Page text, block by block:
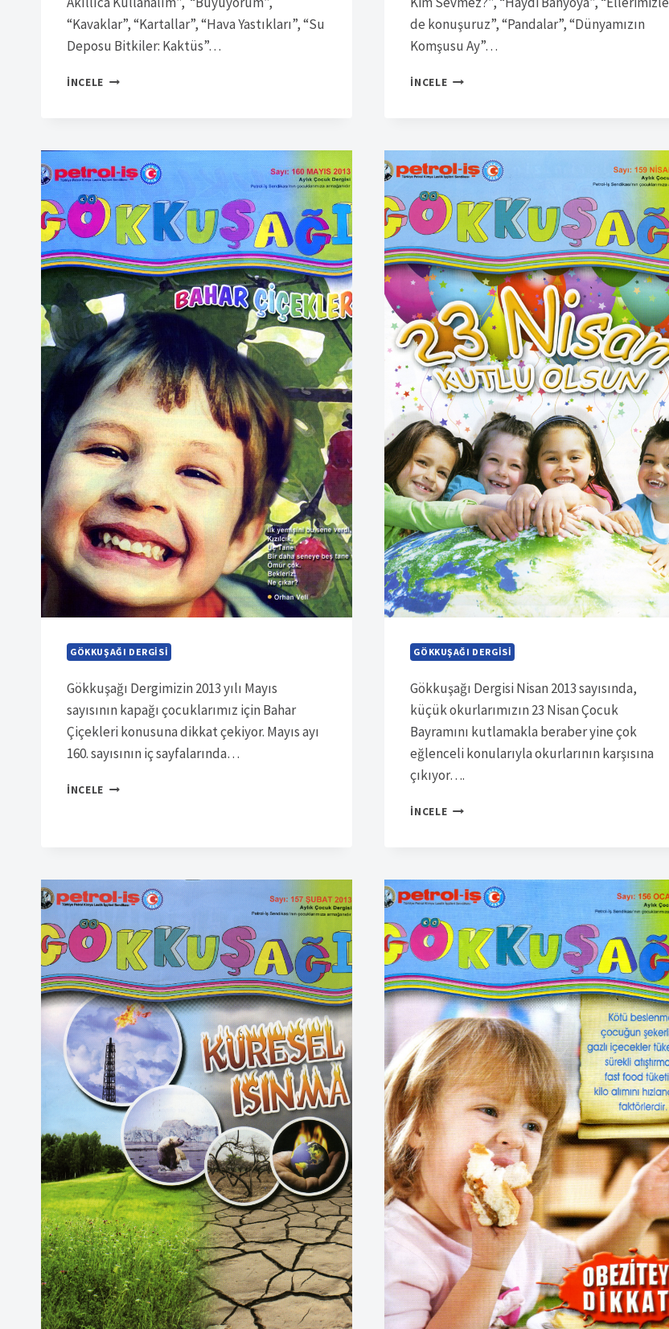
“Kavaklar”, “Kartallar”, “Hava Yastıkları”, “Su
Deposu Bitkiler: Kaktüs”…
İNCELE SÜRELI
de konuşuruz”, “Pandalar”, “Dünyamızın
Komşusu Ay”…
İNCELESÜRELI
GÖKKUŞAĞI DERGISI
Gökkuşağı Dergimizin 2013 yılı Mayıs
sayısının kapağı çocuklarımız için Bahar
Çiçekleri konusuna dikkat çekiyor. Mayıs ayı
160. sayısının iç sayfalarında…
İNCELE SÜRELI
GÖKKUŞAĞI DERGISI
Gökkuşağı Dergisi Nisan 2013 sayısında,
küçük okurlarımızın 23 Nisan Çocuk
Bayramını kutlamakla beraber yine çok
eğlenceli konularıyla okurlarının karşısına
çıkıyor….
İNCELESÜRELI